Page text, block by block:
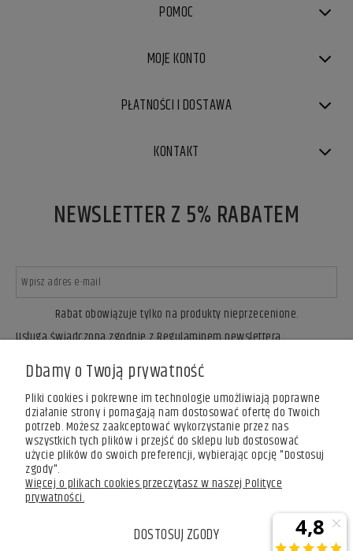
POMOC
MOJE KONTO
PŁATNOŚCI I DOSTAWA
KONTAKT
NEWSLETTER Z 5% RABATEM
Rabat obowiązuje tylko na produkty nieprzecenione.
ZAPISZ SIĘ
Usługa świadczona zgodnie z Regulaminem newslettera.
Dbamy o Twoją prywatność
Pliki cookies i pokrewne im technologie umożliwiają poprawne
działanie strony i pomagają nam dostosować ofertę do Twoich
potrzeb. Możesz zaakceptować wykorzystanie przez nas
wszystkich tych plików i przejść do sklepu lub dostosować
użycie plików do swoich preferencji, wybierając opcję "Dostosuj
zgody".
Więcej o plikach cookies przeczytasz w naszej Polityce
prywatności.
DOSTOSUJ ZGODY